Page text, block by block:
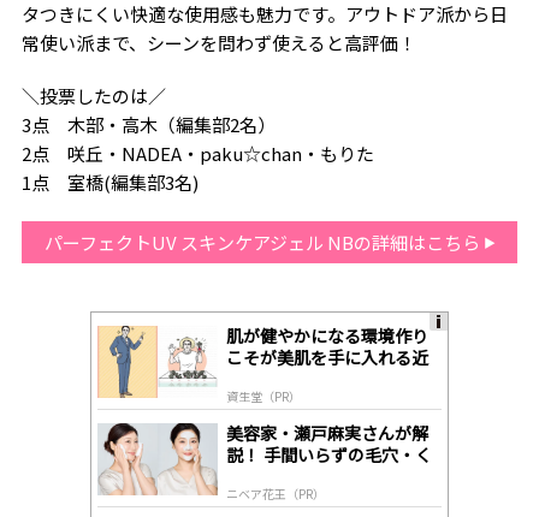
タつきにくい快適な使用感も魅力です。アウトドア派から日
常使い派まで、シーンを問わず使えると高評価！
＼投票したのは／
3点 木部・高木（編集部2名）
2点 咲丘・NADEA・paku☆chan・もりた
1点 室橋(編集部3名)
パーフェクトUV スキンケアジェル NBの詳細はこちら
肌が健やかになる環境作り
こそが美肌を手に入れる近
資生堂（PR）
美容家・瀬戸麻実さんが解
説！ 手間いらずの毛穴・く
ニベア花王（PR）